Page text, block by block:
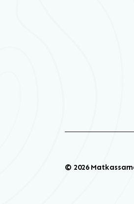
© 2026